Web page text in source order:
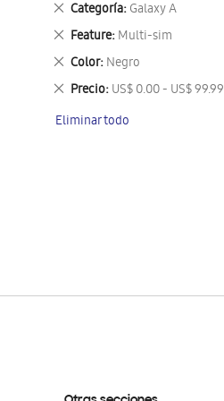
Categoría Galaxy A
Eliminar
este
artículo
Feature Multi-sim
Eliminar
este
artículo
Color Negro
Eliminar
este
artículo
Precio US$ 0.00 - US$ 99.99
Eliminar
artículo
Eliminar todo